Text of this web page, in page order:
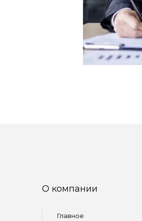
О компании
Главное